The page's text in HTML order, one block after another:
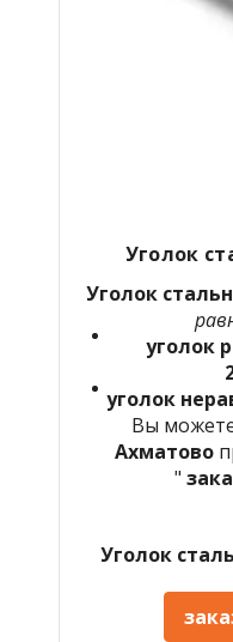
Уголок
Уголок
уголок
уголок
Вы
Ахматово
"
Уголок